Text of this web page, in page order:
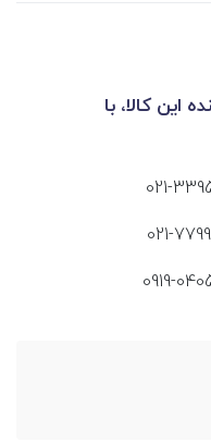
این کالا، با
021-
021-
0919-